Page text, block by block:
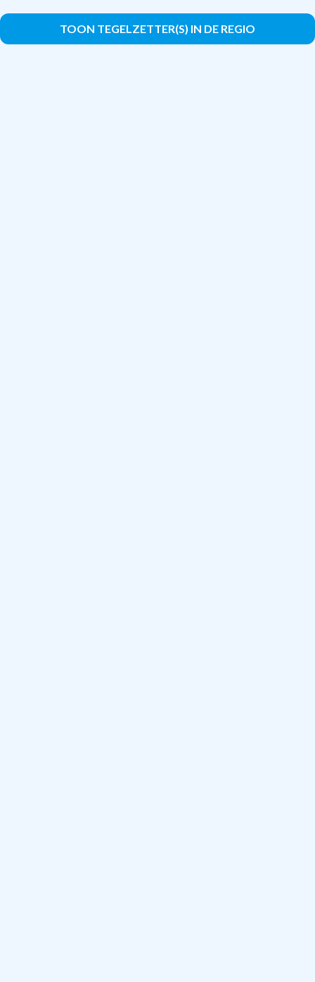
TOON TEGELZETTER(S) IN DE REGIO